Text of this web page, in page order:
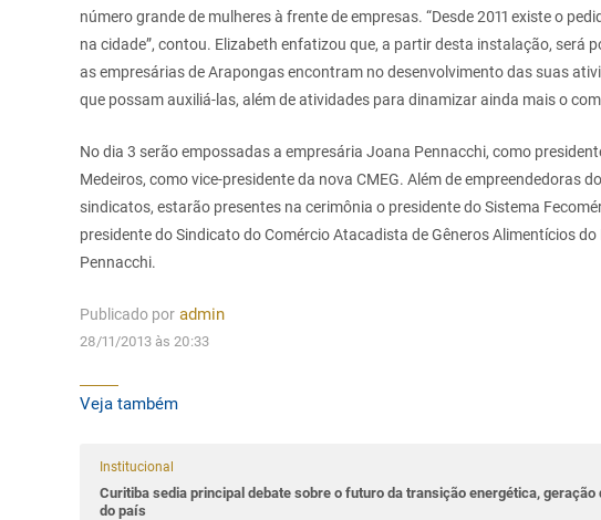
número grande de mulheres à frente de empresas. “Desde 2011 existe o
na cidade”, contou. Elizabeth enfatizou que, a partir desta instalação, será
as empresárias de Arapongas encontram no desenvolvimento das suas
que possam auxiliá-las, além de atividades para dinamizar ainda mais o
No dia 3 serão empossadas a empresária Joana Pennacchi, como
Medeiros, como vice-presidente da nova CMEG. Além de empreendedoras
sindicatos, estarão presentes na cerimônia o presidente do Sistema
presidente do Sindicato do Comércio Atacadista de Gêneros Alimentícios
Pennacchi.
Publicado por admin
28/11/2013 às 20:33
Veja também
Institucional
Curitiba sedia principal debate sobre o futuro da transição energética, geração
do país